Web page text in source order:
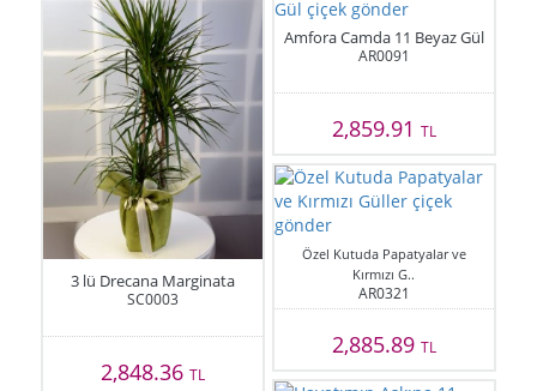
3 lü Drecana Marginata
SC0003
2,848.36TL
Amfora Camda 11 Beyaz Gül
AR0091
2,859.91 TL
Özel Kutuda Papatyalar ve
Kırmızı G..
AR0321
2,885.89 TL